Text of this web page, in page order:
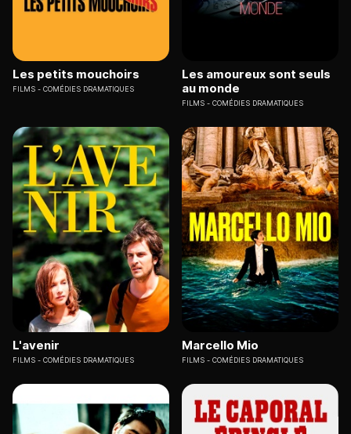
Les petits mouchoirs
FILMS COMÉDIES DRAMATIQUES
Les amoureux sont seuls
au monde
FILMS COMÉDIES DRAMATIQUES
L'avenir
FILMS COMÉDIES DRAMATIQUES
Marcello Mio
FILMS COMÉDIES DRAMATIQUES